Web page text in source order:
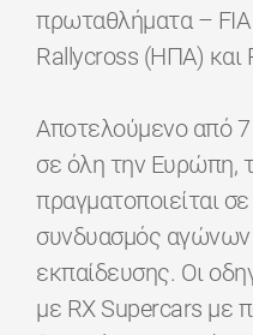
πρωταθλήματα – FIA
Rallycross (ΗΠΑ) και
Αποτελούμενο από
σε όλη την Ευρώπη,
πραγματοποιείται
συνδυασμός αγώνων
εκπαίδευσης. Οι
με RX Supercars με